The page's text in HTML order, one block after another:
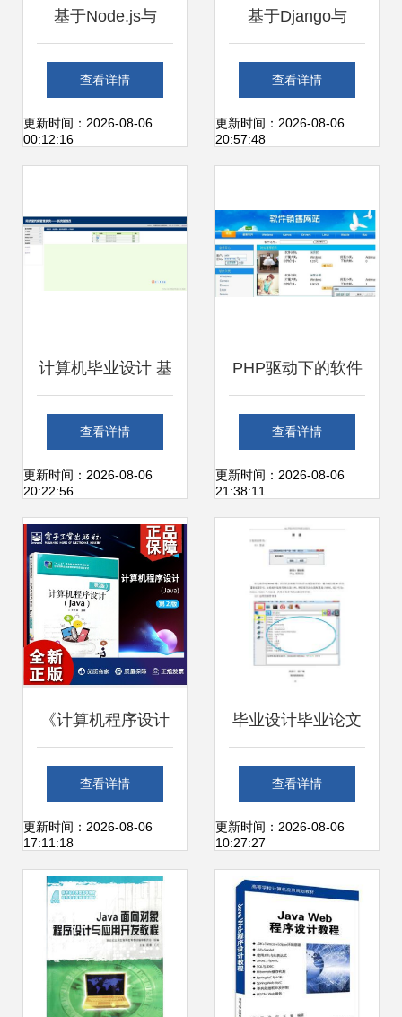
基于Node.js与
Vue.js的楼宇管理
系统设计与实现
计指南
查看详情
更新时间：2026-08-06
00:12:16
基于Django与
Vue.js的现代化物
业管理系统设计与
查看详情
更新时间：2026-08-06
20:57:48
计算机毕业设计 基
于Android、
SpringBoot、
SSM、微信小程序
与Python的医院挂
号就诊系统全栈开
发指南与资源大全
查看详情
更新时间：2026-08-06
20:22:56
PHP驱动下的软件
推销销售网站设计
与开发——计算机
专业毕业设计实践
指南
查看详情
更新时间：2026-08-06
21:38:11
《计算机程序设计
(Java)(第二版)》
程序开发工程师的
核心能力指南与自
学宝典
查看详情
更新时间：2026-08-06
17:11:18
毕业设计毕业论文
计算机科学与技术
计算机远程控制软
件的设计与开发
查看详情
更新时间：2026-08-06
10:27:27